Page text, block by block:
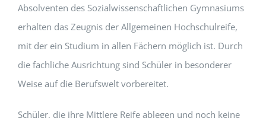
Absolventen des Sozialwissenschaftlichen Gymnasiums
erhalten das Zeugnis der Allgemeinen Hochschulreife,
mit der ein Studium in allen Fächern möglich ist. Durch
die fachliche Ausrichtung sind Schüler in besonderer
Weise auf die Berufswelt vorbereitet.
Schüler, die ihre Mittlere Reife ablegen und noch keine